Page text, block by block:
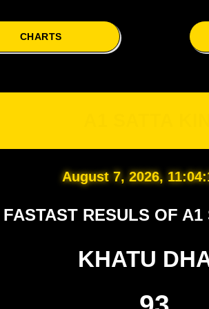
CHARTS
August 7, 2026,
FASTAST RESULS OF A1
KHATU